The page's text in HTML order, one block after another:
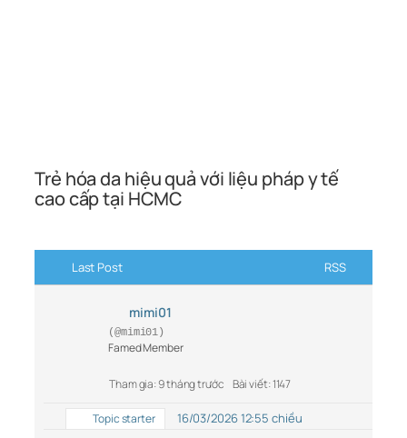
Trẻ hóa da hiệu quả với liệu pháp y tế
cao cấp tại HCMC
Last Post RSS
mimi01
(@mimi01)
Famed Member
Tham gia: 9 tháng trước Bài viết: 1147
Topic starter 16/03/2026 12:55 chiều